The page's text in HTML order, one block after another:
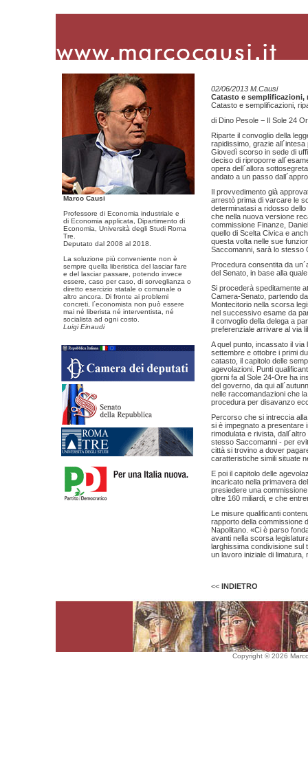
Marco Causi
Professore di Economia industriale e
di Economia applicata, Dipartimento di
Economia, Università degli Studi Roma
Tre.
Deputato dal 2008 al 2018.
La soluzione più conveniente non è
sempre quella liberistica del lasciar fare
e del lasciar passare, potendo invece
essere, caso per caso, di sorveglianza o
diretto esercizio statale o comunale o
altro ancora. Di fronte ai problemi
concreti, l´economista non può essere
mai né liberista né interventista, né
socialista ad ogni costo.
Luigi Einaudi
02/06/2013 M.Causi
Catasto e semplificazioni,
Catasto e semplificazioni,
di Dino Pesole − Il Sole 24
Riparte il convoglio della
rapidissimo, grazie
Giovedì scorso in sede di
deciso di riproporre
opera dell´allora
andato a un passo
Il provvedimento già
arrestò prima di varcare le
determinatasi a ridosso
che nella nuova versione
commissione Finanze,
quello di Scelta Civica e
questa volta nelle sue
Saccomanni, sarà lo stesso
Procedura consentita da
del Senato, in base alla
Si procederà speditamente
Camera-Senato, partendo
Montecitorio nella scorsa
nel successivo esame da
il convoglio della delega a
preferenziale arrivare al via
A quel punto, incassato il via
settembre e ottobre i primi
catasto, il capitolo delle
agevolazioni. Punti
giorni fa al Sole 24-Ore ha
del governo, da qui
nelle raccomandazioni che
procedura per disavanzo
Percorso che si intreccia
si è impegnato a presentare
rimodulata e rivista,
stesso Saccomanni - per
città si trovino a dover
caratteristiche simili situate
E poi il capitolo delle
incaricato nella primavera
presiedere una
oltre 160 miliardi, e che
Le misure qualificanti
rapporto della commissione
Napolitano. «Ci è parso
avanti nella scorsa
larghissima condivisione sul
un lavoro iniziale di limatura,
<< INDIETRO
Copyright © 2026